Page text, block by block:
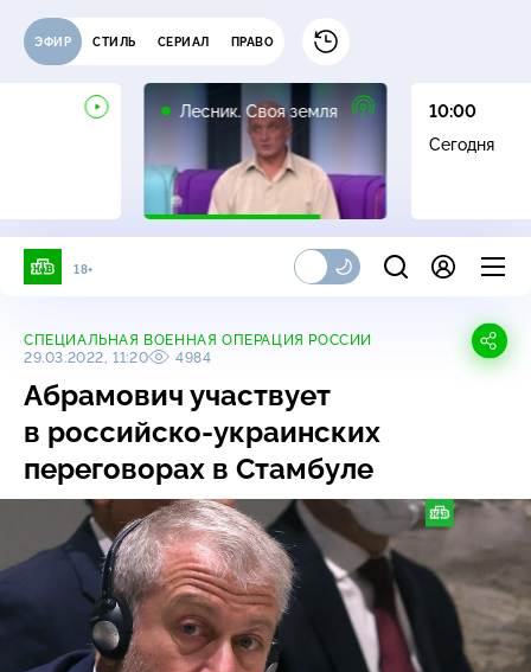
ЭФИР СТИЛЬ СЕРИАЛ ПРАВО
Лесник. Своя земля
16+
10:00
Сегодня
18+
СПЕЦИАЛЬНАЯ ВОЕННАЯ ОПЕРАЦИЯ РОССИИ
29.03.2022, 11:20
4984
Абрамович участвует
в российско-украинских
переговорах в Стамбуле